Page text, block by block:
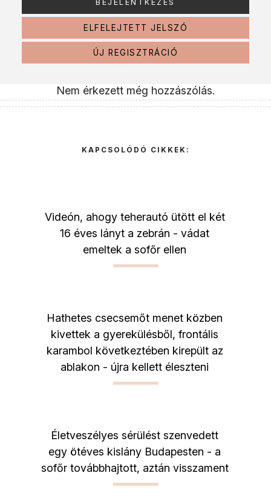
ELFELEJTETT JELSZÓ
ÚJ REGISZTRÁCIÓ
Nem érkezett még hozzászólás.
KAPCSOLÓDÓ CIKKEK:
Videón, ahogy teherautó ütött el két
16 éves lányt a zebrán - vádat
emeltek a sofőr ellen
Hathetes csecsemőt menet közben
kivettek a gyerekülésből, frontális
karambol következtében kirepült az
ablakon - újra kellett éleszteni
Életveszélyes sérülést szenvedett
egy ötéves kislány Budapesten - a
sofőr továbbhajtott, aztán visszament